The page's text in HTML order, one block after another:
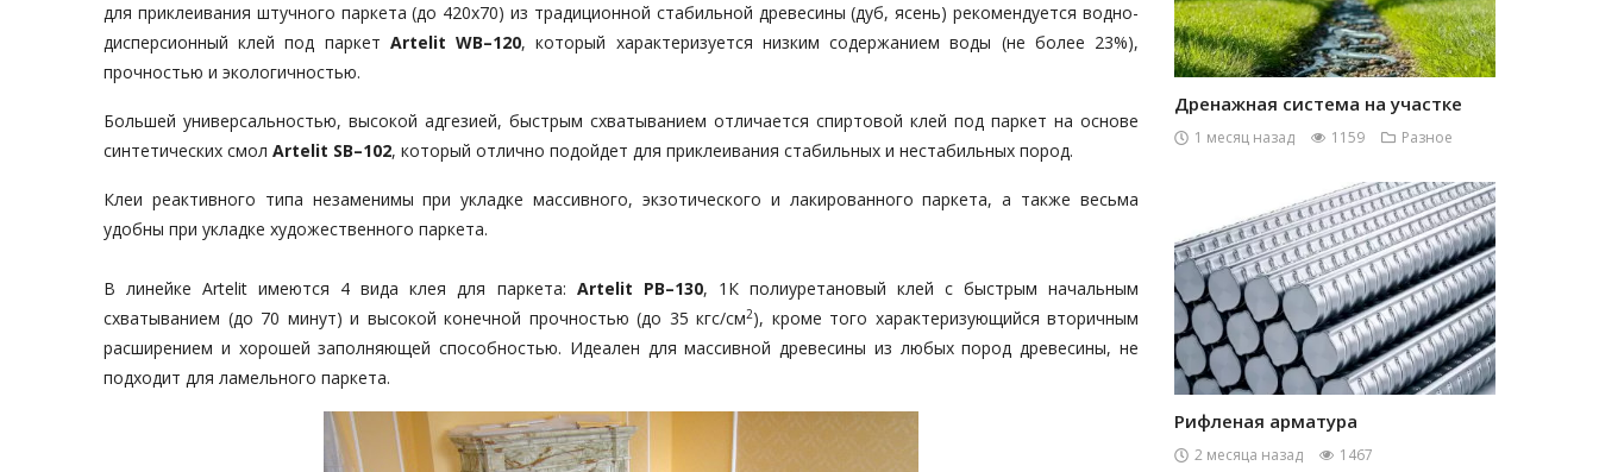
для приклеивания штучного паркета (до 420х70) из традиционной стабильной древесины (дуб, ясень) рекомендуется водно-
дисперсионный клей под паркет Artelit WB–120, который характеризуется низким содержанием воды (не более 23%),
прочностью и экологичностью.
Большей универсальностью, высокой адгезией, быстрым схватыванием отличается спиртовой клей под паркет на основе
синтетических смол Artelit SB–102, который отлично подойдет для приклеивания стабильных и нестабильных пород.
Клеи реактивного типа незаменимы при укладке массивного, экзотического и лакированного паркета, а также весьма
удобны при укладке художественного паркета.
В линейке Artelit имеются 4 видаклея для паркета: Artelit РВ–130, 1К полиуретановый клей с быстрым начальным
схватыванием (до 70 минут) и высокой конечной прочностью (до 35 кгс/см2), кроме того характеризующийся вторичным
расширением и хорошей заполняющей способностью. Идеален для массивной древесины из любых пород древесины, не
подходит для ламельного паркета.
Дренажная система на участке
1 месяц назад 1159 Разное
Рифленая арматура
2 месяца назад
1467